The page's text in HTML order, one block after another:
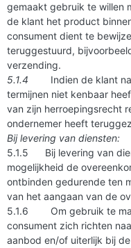
gemaakt gebruik te willen
de klant het product
consument dient te
teruggestuurd,
verzending.
5.1.4 Indien de klant
termijnen niet kenbaar
van zijn herroepingsrecht
ondernemer heeft
Bij levering van diensten:
5.1.5 Bij levering van
mogelijkheid de
ontbinden gedurende ten
van het aangaan van de
5.1.6 Om gebruik te
consument zich richten
aanbod en/of uiterlijk bij